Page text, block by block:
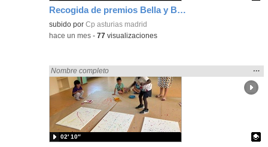
Recogida de premios Bella y Bestia 26
Contenido educativo.
subido porCp asturias madrid
-hace un mes -77 visualizaciones
Encontrado «Asturias» en:
Nombre completo
la
…
02′ 10″